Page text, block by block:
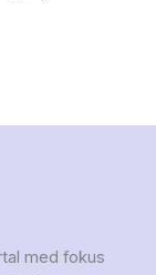
med fokus